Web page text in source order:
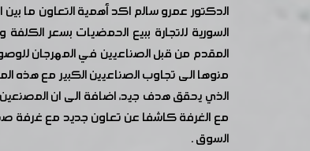
الدكتور عمرو سالم اكد أهمية التعاون ما
السورية للتجارة ببيع الحمضيات بسعر
المقدم من قبل الصناعيين في المهرجان
منوها الى تجاوب الصناعيين الكبير مع هذه
الذي يحقق هدف جيد، اضافة الى ان المصنعين
مع الغرفة كاشفا عن تعاون جديد مع غرفة
السوق .